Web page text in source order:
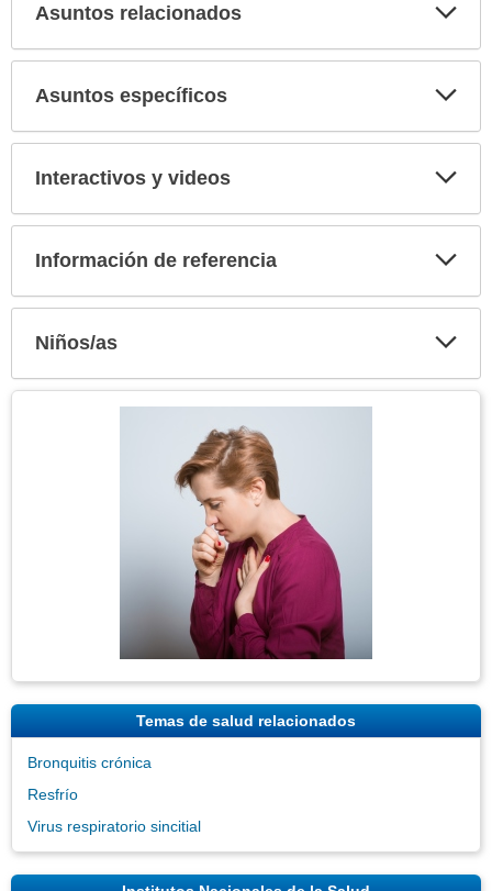
Asuntos relacionados
Asuntos específicos
Interactivos y videos
Información de referencia
Niños/as
Temas de salud relacionados
Bronquitis crónica
Resfrío
Virus respiratorio sincitial